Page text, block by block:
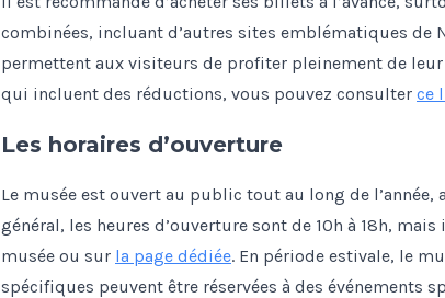
combinées, incluant d’autres sites emblématiques de
permettent aux visiteurs de profiter pleinement de
qui incluent des réductions, vous pouvez consulter ce
Les horaires d’ouverture
Le musée est ouvert au public tout au long de l’année,
général, les heures d’ouverture sont de 10h à 18h,
musée ou sur la page dédiée. En période estivale, le
spécifiques peuvent être réservées à des événements